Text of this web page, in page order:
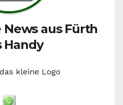
News aus Fürth
Handy
kleine Logo